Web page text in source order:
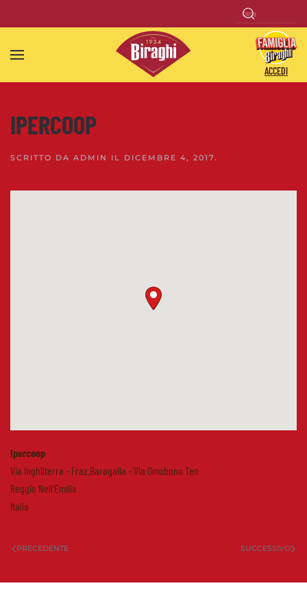
Skip to main content
ACCEDI
IPERCOOP
SCRITTO DA ADMIN IL DICEMBRE 4, 2017.
Ipercoop
Via Inghilterra - Fraz.Baragalla - Via Omobono Ten
Reggio Nell'Emilia
Italia
PRECEDENTE SUCCESSIVO